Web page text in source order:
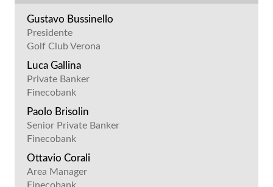
Gustavo Bussinello
Presidente
Golf Club Verona
Luca Gallina
Private Banker
Finecobank
Paolo Brisolin
Senior Private Banker
Finecobank
Ottavio Corali
Area Manager